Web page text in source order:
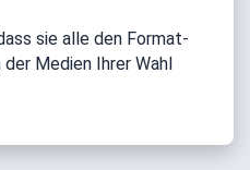
sie alle den Format-
Medien Ihrer Wahl